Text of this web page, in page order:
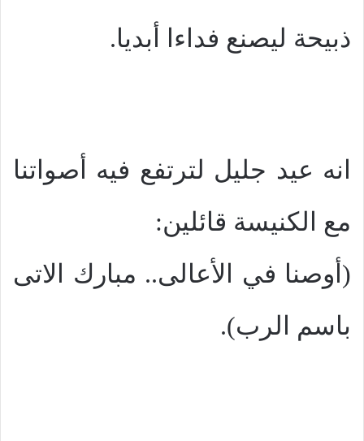
ذبيحة ليصنع فداءا أبديا.
انه عيد جليل لترتفع فيه أصواتنا
مع الكنيسة قائلين:
(أوصنا في الأعالى.. مبارك الاتى
باسم الرب).